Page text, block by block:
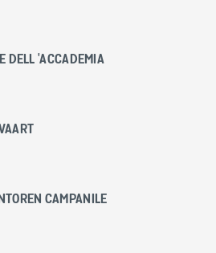
DELL 'ACCADEMIA
CAMPANILE